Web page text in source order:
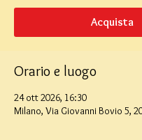
Acquista
Orario e luogo
24 ott 2026, 16:30
Milano, Via Giovanni Bovio 5,